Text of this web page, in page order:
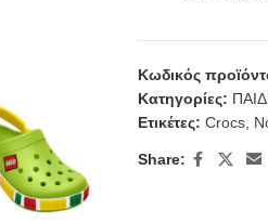
Κωδικός
Κατηγορίες:
Ετικέτες: Crocs,
Share: